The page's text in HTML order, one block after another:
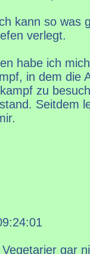
kann so was
verlegt.
habe ich
in dem die
zu
Seitdem
gar